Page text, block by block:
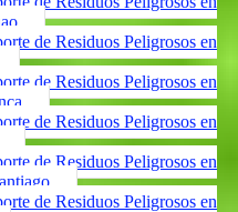
de Residuos Peligrosos en
de Residuos Peligrosos en
de Residuos Peligrosos en
de Residuos Peligrosos en
de Residuos Peligrosos en